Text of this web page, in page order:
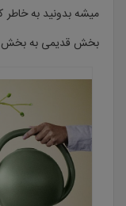
میشه بدونید به
بخش قدیمی به بخش